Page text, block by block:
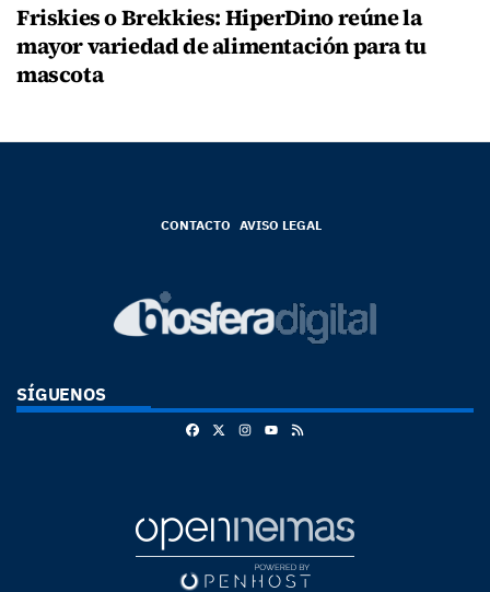
Friskies o Brekkies: HiperDino reúne la
mayor variedad de alimentación para tu
mascota
CONTACTO AVISO LEGAL
SÍGUENOS
FacebookInstagram